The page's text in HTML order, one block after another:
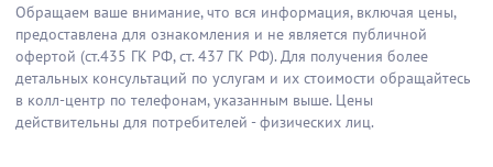
Обращаем ваше внимание, что вся информация, включая цены,
предоставлена для ознакомления и не является публичной
офертой (ст.435 ГК РФ, cт. 437 ГК РФ). Для получения более
детальных консультаций по услугам и их стоимости обращайтесь
в колл-центр по телефонам, указанным выше. Цены
действительны для потребителей - физических лиц.